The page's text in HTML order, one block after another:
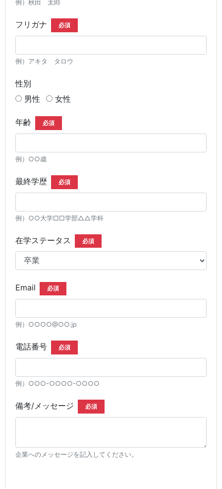
例）秋田 太郎
フリガナ 必須
例）アキタ タロウ
性別
男性
女性
年齢 必須
例）○○歳
最終学歴 必須
例）○○大学□□学部△△学科
在学ステータス 必須
Email 必須
例）○○○○@○○.jp
電話番号 必須
例）○○○-○○○○-○○○○
備考/メッセージ 必須
企業へのメッセージを記入してください。